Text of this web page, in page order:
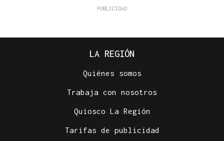
LA REGIÓN
Quiénes somos
Trabaja con nosotros
Quiosco La Región
Tarifas de publicidad